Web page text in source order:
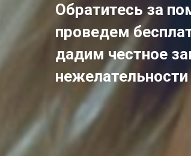
Обратитесь за
проведем
дадим честное